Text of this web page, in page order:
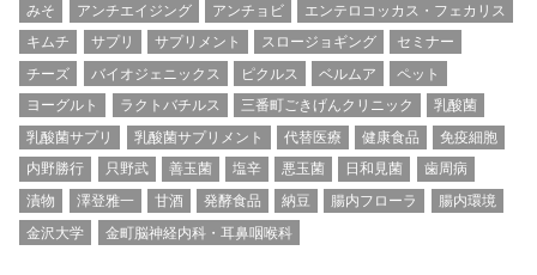
みそ
アンチエイジング アンチョビ
エンテロコッカス・フェカリス
キムチ
サプリ サプリメント スロージョギング
セミナー
チーズ
バイオジェニックス ピクルス ベルムア
ペット
ヨーグルト
ラクトバチルス 三番町ごきげんクリニック
乳酸菌
乳酸菌サプリ
乳酸菌サプリメント 代替医療 健康食品
免疫細胞
内野勝行
只野武 善玉菌 塩辛 悪玉菌 日和見菌
歯周病
漬物
澤登雅一 甘酒 発酵食品 納豆 腸内フローラ
腸内環境
金沢大学
金町脳神経内科・耳鼻咽喉科